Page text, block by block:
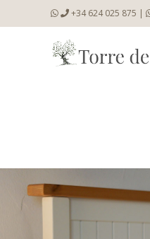
+34 624 025 875 |